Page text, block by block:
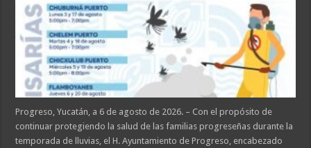
Progreso, Yucatán, a 6 de agosto de 2026. – Con el propósito de
continuar protegiendo la salud de las familias progreseñas durante la
temporada de lluvias, el H. Ayuntamiento de Progreso, encabezado